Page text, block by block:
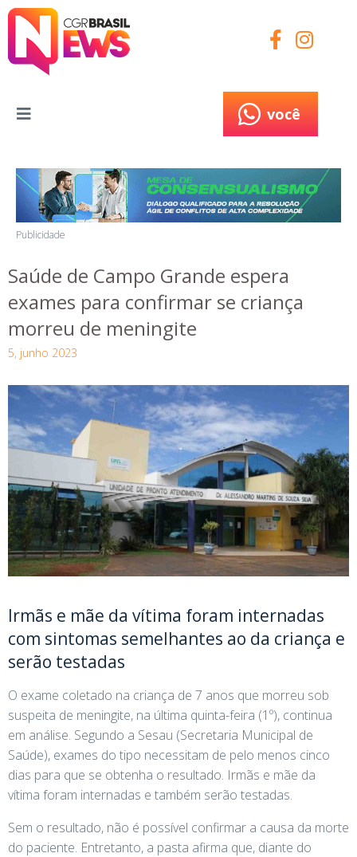
você
Publicidade
Saúde de Campo Grande espera
exames para confirmar se criança
morreu de meningite
5, junho 2023
Irmãs e mãe da vítima foram internadas
com sintomas semelhantes ao da criança e
serão testadas
O exame coletado na criança de 7 anos que morreu sob
suspeita de meningite, na última quinta-feira (1º), continua
em análise. Segundo a Sesau (Secretaria Municipal de
Saúde), exames do tipo necessitam de pelo menos cinco
dias para que se obtenha o resultado. Irmãs e mãe da
vítima foram internadas e também serão testadas.
Sem o resultado, não é possível confirmar a causa da morte
do paciente. Entretanto, a pasta afirma que, diante do